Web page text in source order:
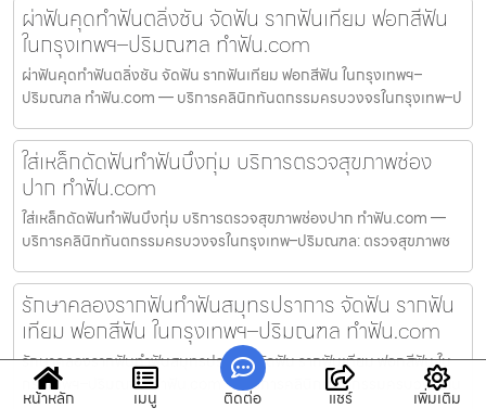
ผ่าฟันคุดทำฟันตลิ่งชัน จัดฟัน รากฟันเทียม ฟอกสีฟัน
ในกรุงเทพฯ–ปริมณฑล ทำฟัน.com
ผ่าฟันคุดทำฟันตลิ่งชัน จัดฟัน รากฟันเทียม ฟอกสีฟัน ในกรุงเทพฯ–
ปริมณฑล ทำฟัน.com — บริการคลินิกทันตกรรมครบวงจรในกรุงเทพ–ป
ใส่เหล็กดัดฟันทำฟันบึงกุ่ม บริการตรวจสุขภาพช่อง
ปาก ทำฟัน.com
ใส่เหล็กดัดฟันทำฟันบึงกุ่ม บริการตรวจสุขภาพช่องปาก ทำฟัน.com —
บริการคลินิกทันตกรรมครบวงจรในกรุงเทพ–ปริมณฑล: ตรวจสุขภาพช
รักษาคลองรากฟันทำฟันสมุทรปราการ จัดฟัน รากฟัน
เทียม ฟอกสีฟัน ในกรุงเทพฯ–ปริมณฑล ทำฟัน.com
รักษาคลองรากฟันทำฟันสมุทรปราการ จัดฟัน รากฟันเทียม ฟอกสีฟัน ใน
กรุงเทพฯ–ปริมณฑล ทำฟัน.com — บริการคลินิกทันตกรรมครบวงจรใน
หน้าหลัก เมนู ติดต่อ แชร์ เพิ่มเติม